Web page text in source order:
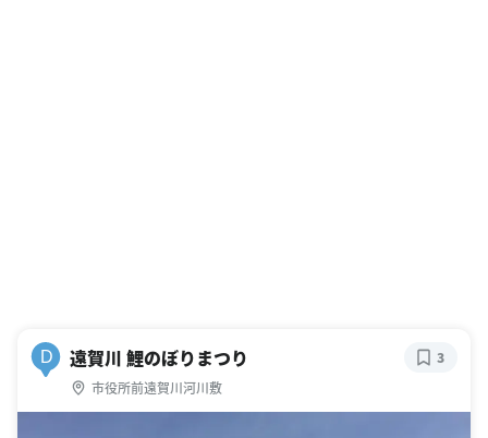
D 遠賀川 鯉のぼりまつり
市役所前遠賀川河川敷
3